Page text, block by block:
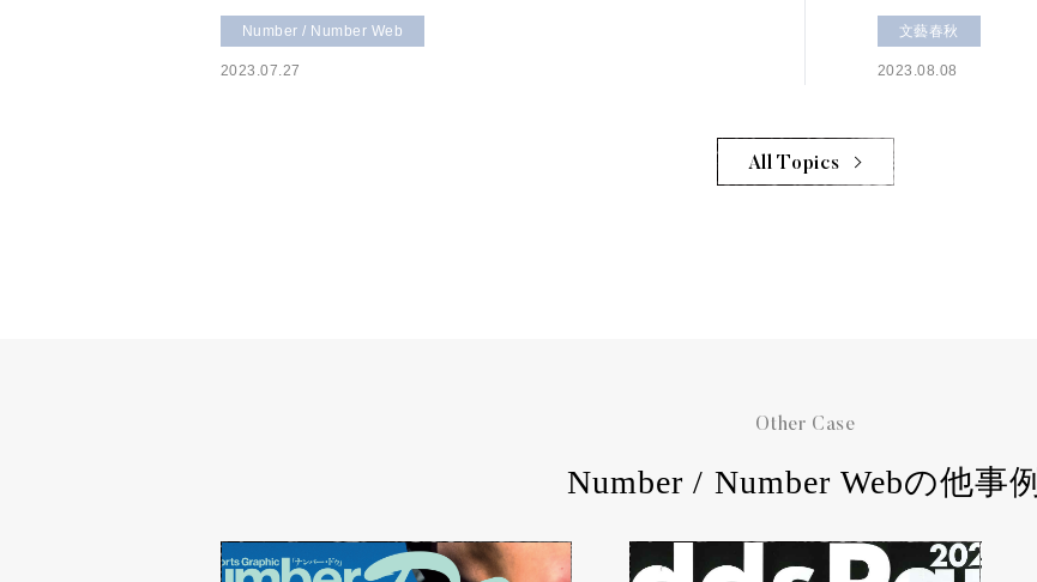
Number / Number Web
2023.07.27
文藝春秋
2023.08.08
All Topics
Other Case
Number / Number Webの他事例